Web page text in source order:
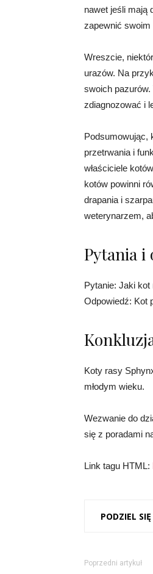
nawet jeśli mają
zapewnić swoim
Wreszcie,
urazów. Na
swoich
zdiagnozować i
Podsumowując,
przetrwania i
właściciele
kotów powinni
drapania i
weterynarzem,
Pytania i
Pytanie: Jaki kot
Odpowiedź: Kot
Koty rasy
młodym wieku.
Wezwanie do
się z poradami
Link tagu HTML:
PODZIEL SIĘ
Poprzedni artykuł